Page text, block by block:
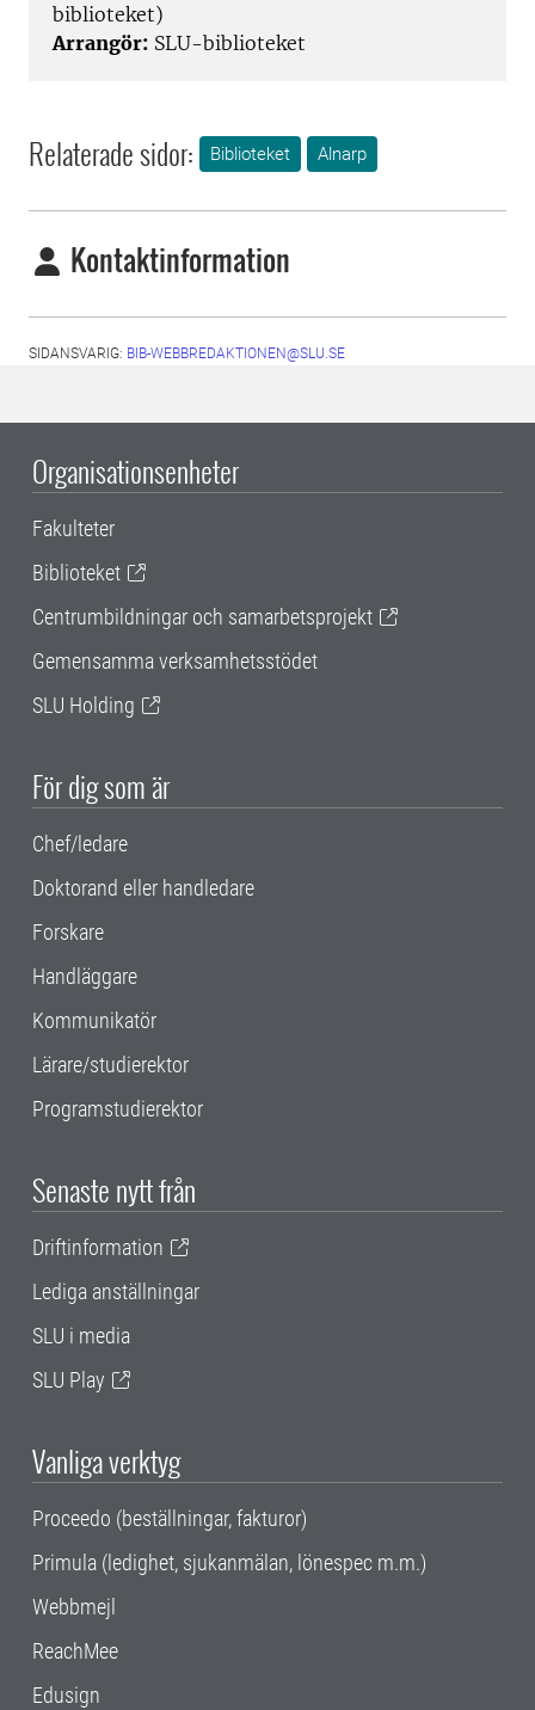
biblioteket)
Arrangör: SLU-biblioteket
Relaterade sidor: Biblioteket Alnarp
Kontaktinformation
SIDANSVARIG: BIB-WEBBREDAKTIONEN@SLU.SE
Organisationsenheter
Fakulteter
Biblioteket
Centrumbildningar och samarbetsprojekt
Gemensamma verksamhetsstödet
SLU Holding
För dig som är
Chef/ledare
Doktorand eller handledare
Forskare
Handläggare
Kommunikatör
Lärare/studierektor
Programstudierektor
Senaste nytt från
Driftinformation
Lediga anställningar
SLU i media
SLU Play
Vanliga verktyg
Proceedo (beställningar, fakturor)
Primula (ledighet, sjukanmälan, lönespec m.m.)
Webbmejl
ReachMee
Edusign